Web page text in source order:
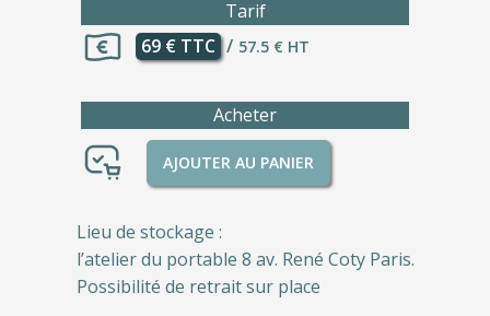
Tarif
69 € TTC / 57.5 € HT
Acheter
AJOUTER AU PANIER
Lieu de stockage :
l’atelier du portable 8 av. René Coty Paris.
Possibilité de retrait sur place